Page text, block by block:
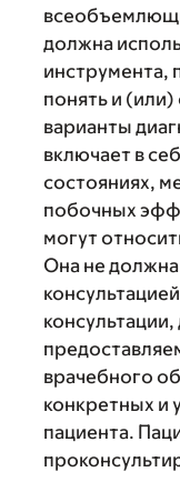
должна
инструмента,
понять и
варианты
включает в
состояниях,
побочных
могут
Она не должна
врачебного
конкретных и
пациента.